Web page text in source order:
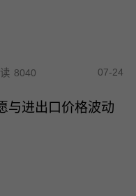
8040 07-24
与进出口价格波动